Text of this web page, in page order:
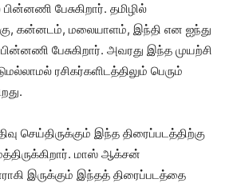
பேசுகிறார். தமிழில்
கன்னடம், மலையாளம், இந்தி என ஐந்து
பேசுகிறார். அவரது இந்த முயற்சி
ரசிகர்களிடத்திலும் பெரும்
செய்திருக்கும் இந்த திரைப்படத்திற்கு
மாஸ் ஆக்சன்
இருக்கும் இந்தத் திரைப்படத்தை